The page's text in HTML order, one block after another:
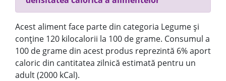
Acest aliment face parte din categoria Legume și
conține 120 kilocalorii la 100 de grame. Consumul a
100 de grame din acest produs reprezintă 6% aport
caloric din cantitatea zilnică estimată pentru un
adult (2000 kCal).